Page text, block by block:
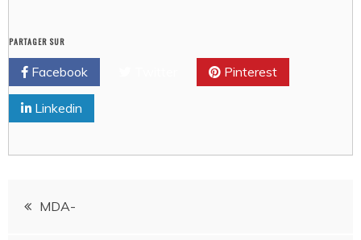
PARTAGER SUR
Facebook Pinterest
Linkedin
Navigation
MDA-